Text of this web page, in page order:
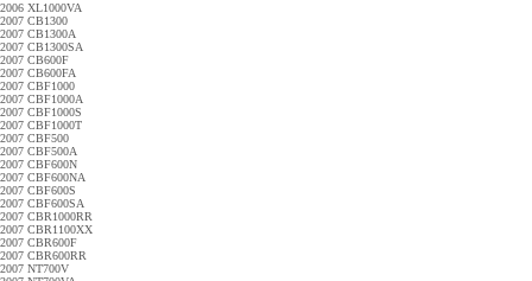
2006 XL1000VA
2007 CB1300
2007 CB1300A
2007 CB1300SA
2007 CB600F
2007 CB600FA
2007 CBF1000
2007 CBF1000A
2007 CBF1000S
2007 CBF1000T
2007 CBF500
2007 CBF500A
2007 CBF600N
2007 CBF600NA
2007 CBF600S
2007 CBF600SA
2007 CBR1000RR
2007 CBR1100XX
2007 CBR600F
2007 CBR600RR
2007 NT700V